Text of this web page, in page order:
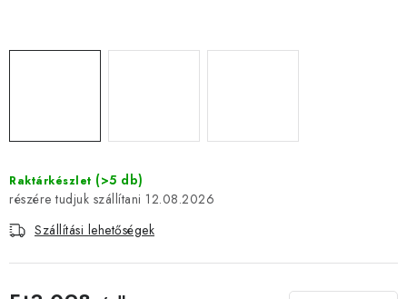
HÍREK
Raktárkészlet (>5 db)
12.08.2026
Szállítási lehetőségek